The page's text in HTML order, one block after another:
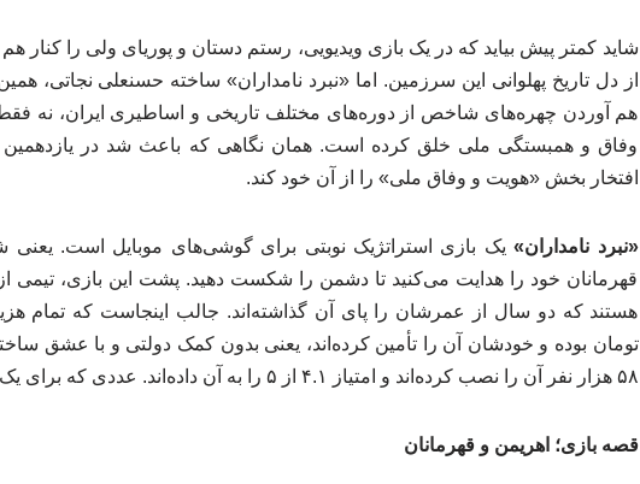
شاید کمتر پیش بیاید که در یک بازی ویدیویی، رستم دستان و پوریای ولی را کنار
از دل تاریخ پهلوانی این سرزمین. اما «نبرد نامداران» ساخته حسنعلی نجاتی،
هم آوردن چهره‌های شاخص از دوره‌های مختلف تاریخی و اساطیری ایران، نه
وفاق و همبستگی ملی خلق کرده است. همان نگاهی که باعث شد در یازدهمین
افتخار بخش «هویت و وفاق ملی» را از آن خود کند.
«نبرد نامداران»یک بازی استراتژیک نوبتی برای گوشی‌های موبایل است. یعنی
قهرمانان خود را هدایت می‌کنید تا دشمن را شکست دهید. پشت این بازی، تیمی
هستند که دو سال از عمرشان را پای آن گذاشته‌اند. جالب اینجاست که تمام
تومان بوده و خودشان آن را تأمین کرده‌اند، یعنی بدون کمک دولتی و با عشق
۵۸ هزار نفر آن را نصب کرده‌اند و امتیاز ۴.۱ از ۵ را به آن داده‌اند. عددی که برای یک بازی کاملاً ایرانی، اصلاً بد نیست.
قصه بازی؛ اهریمن و قهرمانان